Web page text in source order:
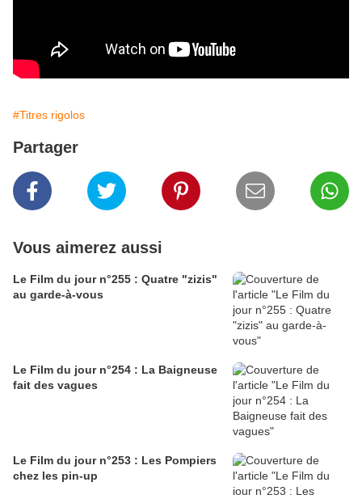
#Titres rigolos
Partager
Vous aimerez aussi
Le Film du jour n°255 : Quatre "zizis"
au garde-à-vous
Le Film du jour n°254 : La Baigneuse
fait des vagues
Le Film du jour n°253 : Les Pompiers
chez les pin-up